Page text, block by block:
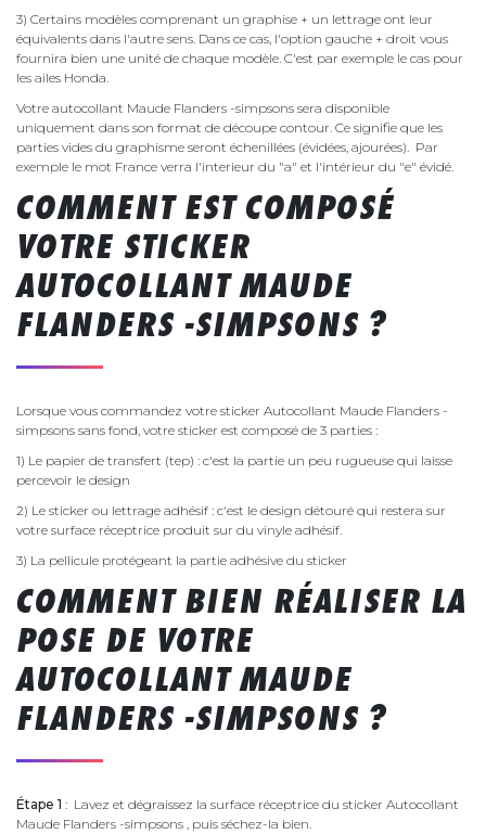
3) Certains modèles comprenant un graphise + un lettrage ont leur
équivalents dans l'autre sens. Dans ce cas, l'option gauche + droit vous
fournira bien une unité de chaque modèle. C'est par exemple le cas pour
les ailes Honda.
Votre autocollant Maude Flanders -simpsons sera disponible
uniquement dans son format de découpe contour. Ce signifie que les
parties vides du graphisme seront échenillées (évidées, ajourées). Par
exemple le mot France verra l'interieur du "a" et l'intérieur du "e" évidé.
COMMENT EST COMPOSÉ
VOTRE STICKER
AUTOCOLLANT MAUDE
FLANDERS -SIMPSONS ?
Lorsque vous commandez votre sticker Autocollant Maude Flanders -
simpsons sans fond, votre sticker est composé de 3 parties :
1) Le papier de transfert (tep) : c'est la partie un peu rugueuse qui laisse
percevoir le design
2) Le sticker ou lettrage adhésif : c'est le design détouré qui restera sur
votre surface réceptrice produit sur du vinyle adhésif.
3) La pellicule protégeant la partie adhésive du sticker
COMMENT BIEN RÉALISER LA
POSE DE VOTRE
AUTOCOLLANT MAUDE
FLANDERS -SIMPSONS ?
Étape 1 : Lavez et dégraissez la surface réceptrice du sticker Autocollant
Maude Flanders -simpsons , puis séchez-la bien.